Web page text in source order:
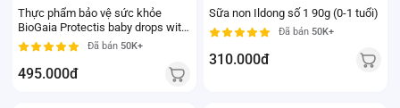
Thực phẩm bảo vệ sức khỏe
BioGaia Protectis baby drops with
vitamin D3
Đã bán 50K+
495.000đ
Sữa non Ildong số 1 90g (0-1 tuổi)
Đã bán 50K+
310.000đ